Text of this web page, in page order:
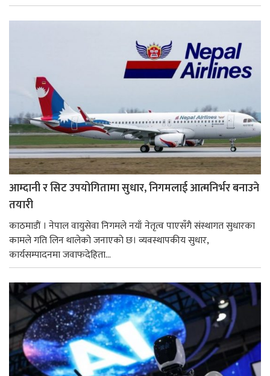
आम्दानी र सिट उपयोगितामा सुधार, निगमलाई आत्मनिर्भर बनाउने
तयारी
काठमाडाैं । नेपाल वायुसेवा निगमले नयाँ नेतृत्व पाएसँगै संस्थागत सुधारका
कामले गति लिन थालेको जनाएको छ। व्यवस्थापकीय सुधार,
कार्यसम्पादनमा जवाफदेहिता...